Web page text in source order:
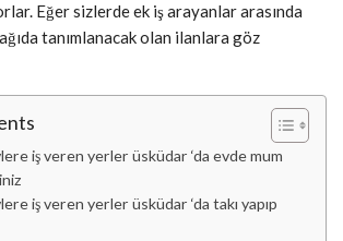
Eğer sizlerde ek iş arayanlar arasında
tanımlanacak olan ilanlara göz
iş veren yerler üsküdar ‘da evde mum
iş veren yerler üsküdar ‘da takı yapıp